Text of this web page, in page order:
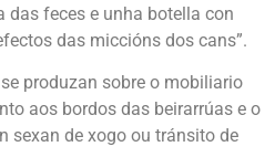
feces e unha botella con
das miccións dos cans”.
produzan sobre o mobiliario
aos bordos das beirarrúas e o
sexan de xogo ou tránsito de